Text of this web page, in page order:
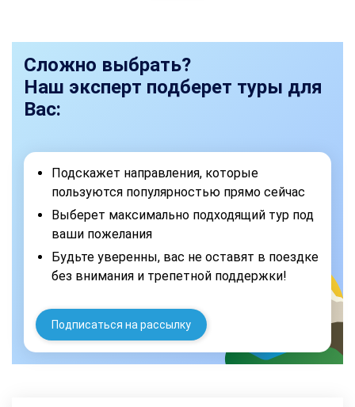
Сложно выбрать?
Наш эксперт подберет туры для
Вас:
Подскажет направления, которые
пользуются популярностью прямо сейчас
Выберет максимально подходящий тур под
ваши пожелания
Будьте уверенны, вас не оставят в поездке
без внимания и трепетной поддержки!
Подписаться на рассылку